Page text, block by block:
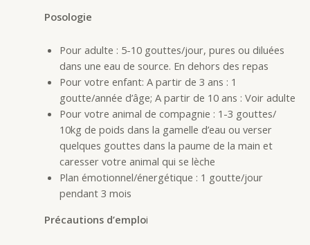
Posologie
Pour adulte : 5-10 gouttes/jour, pures ou diluées
dans une eau de source. En dehors des repas
Pour votre enfant: A partir de 3 ans : 1
goutte/année d’âge; A partir de 10 ans : Voir adulte
Pour votre animal de compagnie : 1-3 gouttes/
10kg de poids dans la gamelle d’eau ou verser
quelques gouttes dans la paume de la main et
caresser votre animal qui se lèche
Plan émotionnel/énergétique : 1 goutte/jour
pendant 3 mois
Précautions d’emploi